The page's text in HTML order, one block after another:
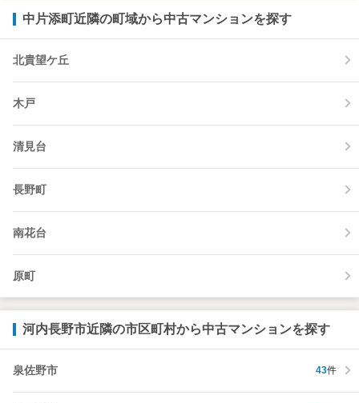
中片添町近隣の町域から中古マンションを探す
北貴望ケ丘
木戸
清見台
長野町
南花台
原町
河内長野市近隣の市区町村から中古マンションを探す
泉佐野市 43件